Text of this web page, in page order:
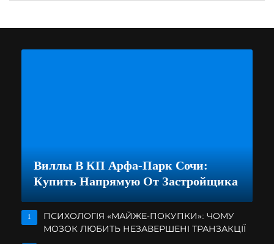
Виллы В КП Арфа-Парк Сочи:
Купить Напрямую От Застройщика
1
ПСИХОЛОГІЯ «МАЙЖЕ-ПОКУПКИ»: ЧОМУ
МОЗОК ЛЮБИТЬ НЕЗАВЕРШЕНІ ТРАНЗАКЦІЇ